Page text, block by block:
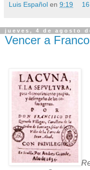
Luis Español en 9:19
jueves, 4 de agosto
Vencer a Franco